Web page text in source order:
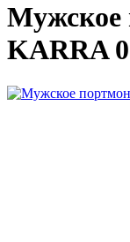
Мужское
KARRA